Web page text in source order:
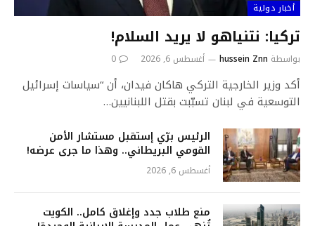
أخبار دولية
تركيا: نتنياهو لا يريد السلام!
بواسطة hussein Znn أغسطس 6, 2026 0
أكد وزير الخارجية التركي هاكان فيدان، أن “سياسات إسرائيل
التوسعية في لبنان تسبّبت بقتل اللبنانيين…
الرئيس برّي إستقبل مستشار الأمن
القومي البريطاني.. وهذا ما جرى عرضه!
أغسطس 6, 2026
منع طلاب جدد وإغلاق كامل.. الكويت